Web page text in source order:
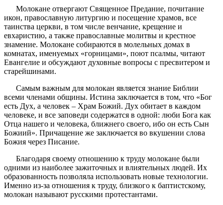
Молокане отвергают Священное Предание, почитание
икон, православную литургию и посещение храмов, все
таинства церкви, в том числе венчание, крещение и
евхаристию, а также православные молитвы и крестное
знамение. Молокане собираются в молельных домах в
комнатах, именуемых «горницами», поют псалмы, читают
Евангелие и обсуждают духовные вопросы с пресвитером и
старейшинами.
Самым важным для молокан является знание Библии
всеми членами общины. Истина заключается в том, что «Бог
есть Дух, а человек – Храм Божий. Дух обитает в каждом
человеке, и все заповеди содержатся в одной: люби Бога как
Отца нашего и человека, ближнего своего, ибо он есть Сын
Божиий». Причащение же заключается во вкушении слова
Божия через Писание.
Благодаря своему отношению к труду молокане были
одними из наиболее зажиточных и влиятельных людей. Их
образованность позволяла использовать новые технологии.
Именно из-за отношения к труду, близкого к баптистскому,
молокан называют русскими протестантами.